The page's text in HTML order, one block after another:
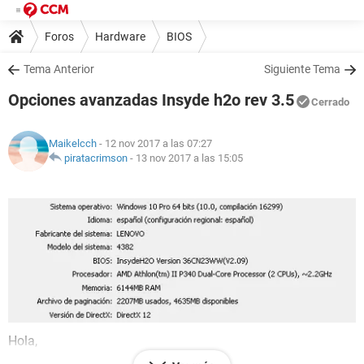
Foros Hardware BIOS
Tema Anterior Siguiente Tema
Opciones avanzadas Insyde h2o rev 3.5 Cerrado
Maikelcch - 12 nov 2017 a las 07:27
piratacrimson - 13 nov 2017 a las 15:05
Hola,